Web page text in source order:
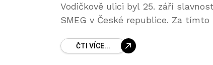
Vodičkově ulici byl 25. září
SMEG v České republice. Za tímto
ČTI VÍCE...